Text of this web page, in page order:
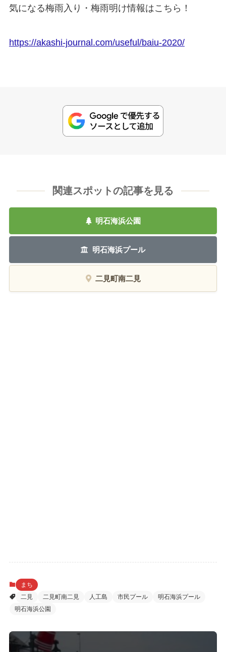
気になる梅雨入り・梅雨明け情報はこちら！
https://akashi-journal.com/useful/baiu-2020/
関連スポットの記事を見る
明石海浜公園
明石海浜プール
二見町南二見
まち
二見
二見町南二見 人工島 市民プール
明石海浜プール
明石海浜公園